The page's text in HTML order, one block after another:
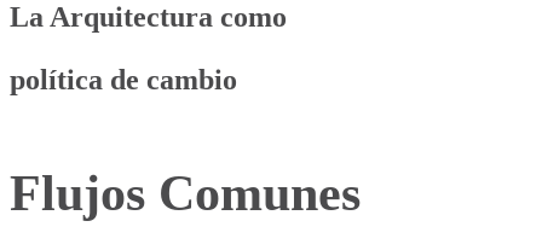
La Arquitectura como
política de cambio
Flujos Comunes